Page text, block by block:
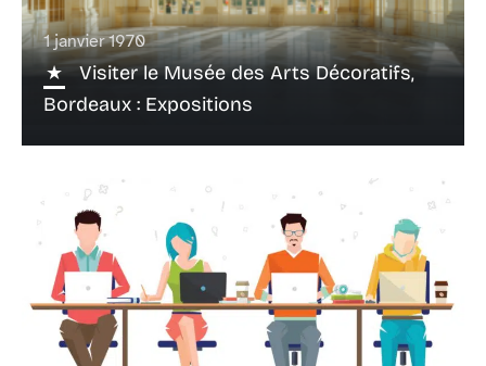
1 janvier 1970
Visiter le Musée des Arts Décoratifs,
Bordeaux : Expositions